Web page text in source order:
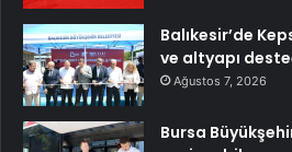
Balıkesir’de
ve altyapı
Ağustos 7, 2026
Bursa